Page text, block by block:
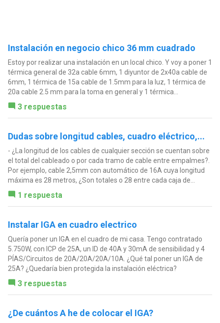
Instalación en negocio chico 36 mm cuadrado
Estoy por realizar una instalación en un local chico. Y voy a poner 1
térmica general de 32a cable 6mm, 1 diyuntor de 2x40a cable de
6mm, 1 térmica de 15a cable de 1.5mm para la luz, 1 térmica de
20a cable 2.5 mm para la toma en general y 1 térmica...
3 respuestas
Dudas sobre longitud cables, cuadro eléctrico,...
- ¿La longitud de los cables de cualquier sección se cuentan sobre
el total del cableado o por cada tramo de cable entre empalmes?.
Por ejemplo, cable 2,5mm con automático de 16A cuya longitud
máxima es 28 metros, ¿Son totales o 28 entre cada caja de...
1 respuesta
Instalar IGA en cuadro electrico
Quería poner un IGA en el cuadro de mi casa. Tengo contratado
5.750W, con ICP de 25A, un ID de 40A y 30mA de sensibilidad y 4
PÍAS/Circuitos de 20A/20A/20A/10A. ¿Qué tal poner un IGA de
25A? ¿Quedaría bien protegida la instalación eléctrica?
3 respuestas
¿De cuántos A he de colocar el IGA?